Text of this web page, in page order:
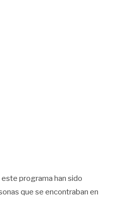
programa han sido
que se encontraban en